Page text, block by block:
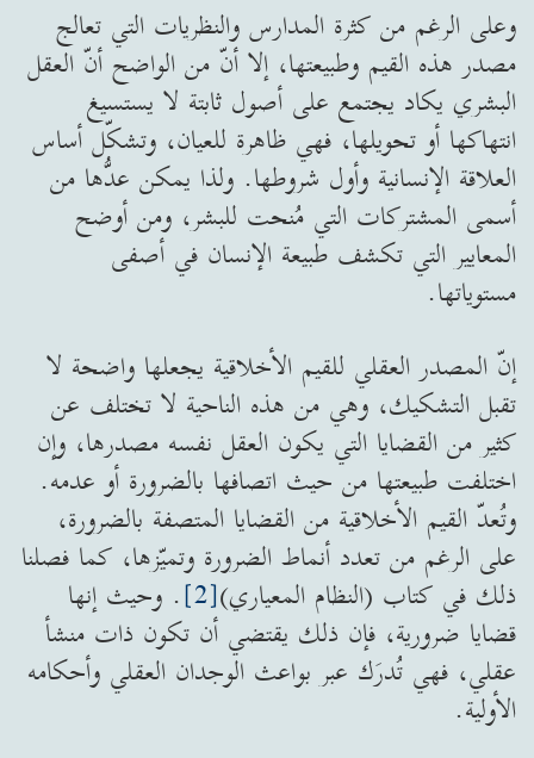
وعلى الرغم من كثرة المدارس والنظريات التي تعالج
مصدر هذه القيم وطبيعتها، إلا أنّ من الواضح أنّ العقل
البشري يكاد يجتمع على أصول ثابتة لا يستسيغ
انتهاكها أو تحويلها، فهي ظاهرة للعيان، وتشكّل أساس
العلاقة الإنسانية وأول شروطها. ولذا يمكن عدُّها من
أسمى المشتركات التي مُنحت للبشر، ومن أوضح
المعايير التي تكشف طبيعة الإنسان في أصفى
مستوياتها.
إنّ المصدر العقلي للقيم الأخلاقية يجعلها واضحة لا
تقبل التشكيك، وهي من هذه الناحية لا تختلف عن
كثير من القضايا التي يكون العقل نفسه مصدرها، وإن
اختلفت طبيعتها من حيث اتصافها بالضرورة أو عدمه.
وتُعدّ القيم الأخلاقية من القضايا المتصفة بالضرورة،
على الرغم من تعدد أنماط الضرورة وتميّزها، كما فصلنا
ذلك في كتاب (النظام المعياري)[2]
. وحيث إنها
قضايا ضرورية، فإن ذلك يقتضي أن تكون ذات منشأ
عقلي، فهي تُدرَك عبر بواعث الوجدان العقلي وأحكامه
الأولية.